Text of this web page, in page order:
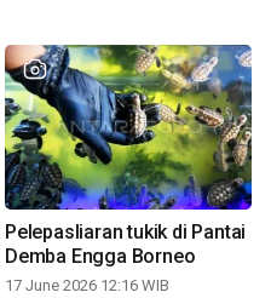
Pelepasliaran tukik di Pantai
Demba Engga Borneo
17 June 2026 12:16 WIB